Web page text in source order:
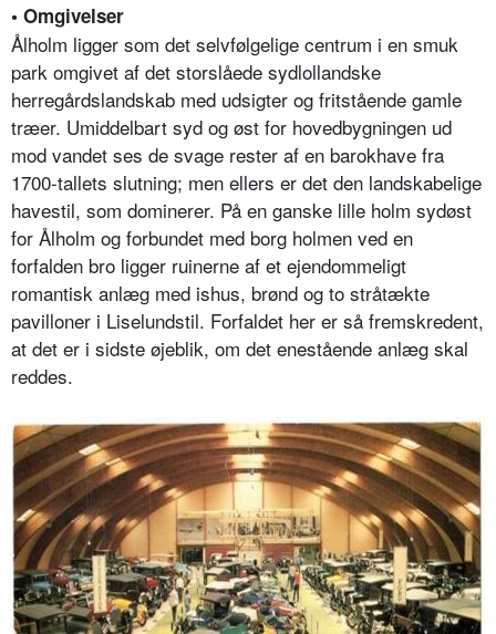
• Omgivelser
Ålholm ligger som det selvfølgelige centrum i en smuk
park omgivet af det storslåede sydlollandske
herregårdslandskab med udsigter og fritstående gamle
træer. Umiddelbart syd og øst for hovedbygningen ud
mod vandet ses de svage rester af en barokhave fra
1700-tallets slutning; men ellers er det den landskabelige
havestil, som dominerer. På en ganske lille holm sydøst
for Ålholm og forbundet med borg holmen ved en
forfalden bro ligger ruinerne af et ejendommeligt
romantisk anlæg med ishus, brønd og to stråtækte
pavilloner i Liselundstil. Forfaldet her er så fremskredent,
at det er i sidste øjeblik, om det enestående anlæg skal
reddes.